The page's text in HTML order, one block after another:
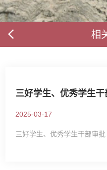
相
三好学生、优秀学生
2025-03-17
三好学生、优秀学生干部审批